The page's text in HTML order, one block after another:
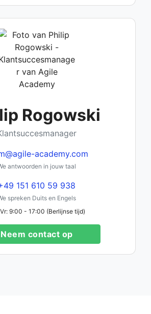
Rogowski
academy.com
antwoorden in jouw taal
151 610 59 938
spreken Duits en Engels
9:00 - 17:00 (Berlijnse tijd)
Neem contact op